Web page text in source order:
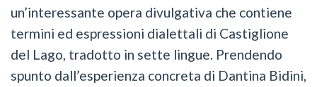
un’interessante opera divulgativa che contiene
termini ed espressioni dialettali di Castiglione
del Lago, tradotto in sette lingue. Prendendo
spunto dall’esperienza concreta di Dantina Bidini,